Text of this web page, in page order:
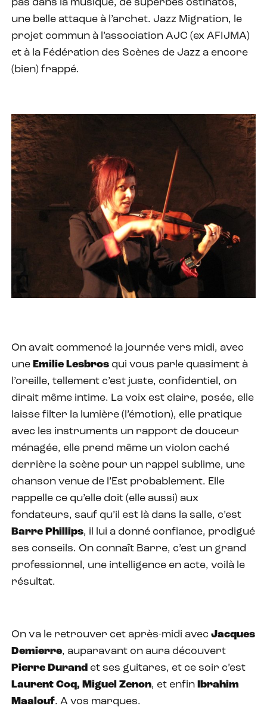
pas dans la musique, de superbes ostinatos,
une belle attaque à l’archet. Jazz Migration, le
projet commun à l’association AJC (ex AFIJMA)
et à la Fédération des Scènes de Jazz a encore
(bien) frappé.
On avait commencé la journée vers midi, avec
une Emilie Lesbros qui vous parle quasiment à
l’oreille, tellement c’est juste, confidentiel, on
dirait même intime. La voix est claire, posée, elle
laisse filter la lumière (l’émotion), elle pratique
avec les instruments un rapport de douceur
ménagée, elle prend même un violon caché
derrière la scène pour un rappel sublime, une
chanson venue de l’Est probablement. Elle
rappelle ce qu’elle doit (elle aussi) aux
fondateurs, sauf qu’il est là dans la salle, c’est
Barre Phillips, il lui a donné confiance, prodigué
ses conseils. On connaît Barre, c’est un grand
professionnel, une intelligence en acte, voilà le
résultat.
On va le retrouver cet après-midi avec Jacques
Demierre, auparavant on aura découvert
Pierre Durand et ses guitares, et ce soir c’est
Laurent Coq, Miguel Zenon, et enfin
Ibrahim
Maalouf. A vos marques.